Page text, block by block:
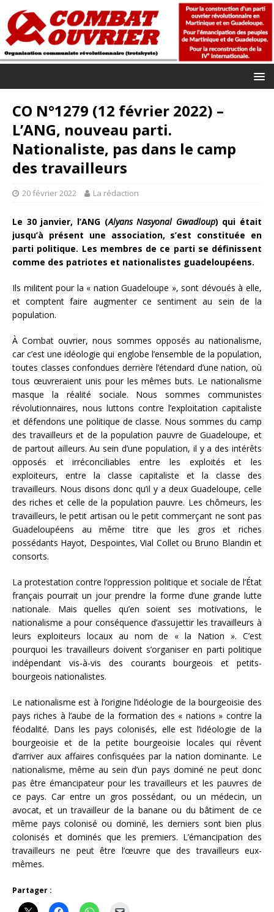
CO N°1279 (12 février 2022) –
L’ANG, nouveau parti.
Nationaliste, pas dans le camp
des travailleurs
20 février 2022 La rédaction
Le 30 janvier, l’ANG (Alyans Nasyonal Gwadloup) qui était
jusqu’à présent une association, s’est constituée en
parti politique. Les membres de ce parti se définissent
comme des patriotes et nationalistes guadeloupéens.
Ils militent pour la « nation Guadeloupe », sont dévoués à elle,
et comptent faire augmenter ce sentiment au sein de la
population.
À Combat ouvrier, nous sommes opposés au nationalisme,
car c’est une idéologie qui englobe l’ensemble de la population,
toutes classes confondues derrière l’étendard d’une nation, où
tous œuvreraient unis pour les mêmes buts. Le nationalisme
masque la réalité sociale. Nous sommes communistes
révolutionnaires, nous luttons contre l’exploitation capitaliste
et défendons une politique de classe. Nous sommes du camp
des travailleurs et de la population pauvre de Guadeloupe, et
de partout ailleurs. Au sein d’une population, il y a des intérêts
opposés et irréconciliables entre les exploités et les
exploiteurs, entre la classe capitaliste et la classe des
travailleurs. Nous disons donc qu’il y a deux Guadeloupe, celle
des riches et celle de la population pauvre. Les chômeurs, les
travailleurs, le petit artisan ou le petit commerçant ne sont pas
Guadeloupéens au même titre que les gros et riches
possédants Hayot, Despointes, Vial Collet ou Bruno Blandin et
consorts.
La protestation contre l’oppression politique et sociale de l’État
français pourrait un jour prendre la forme d’une grande lutte
nationale. Mais quelles qu’en soient ses motivations, le
nationalisme a pour conséquence d’assujettir les travailleurs à
leurs exploiteurs locaux au nom de « la Nation ». C’est
pourquoi les travailleurs doivent s’organiser en parti politique
indépendant vis-à-vis des courants bourgeois et petits-
bourgeois nationalistes.
Le nationalisme est à l’origine l’idéologie de la bourgeoisie des
pays riches à l’aube de la formation des « nations » contre la
féodalité. Dans les pays colonisés, elle est l’idéologie de la
bourgeoisie et de la petite bourgeoisie locales qui rêvent
d’arriver aux affaires confisquées par la nation dominante. Le
nationalisme, même au sein d’un pays dominé ne peut donc
pas être émancipateur pour les travailleurs et les pauvres de
ce pays. Car entre un gros possédant, ou un médecin, un
avocat, et un travailleur de la banane ou du bâtiment de ce
même pays colonisé ou dominé, les derniers sont bien plus
colonisés et dominés que les premiers. L’émancipation des
travailleurs ne peut être l’œuvre que des travailleurs eux-
mêmes.
Partager :